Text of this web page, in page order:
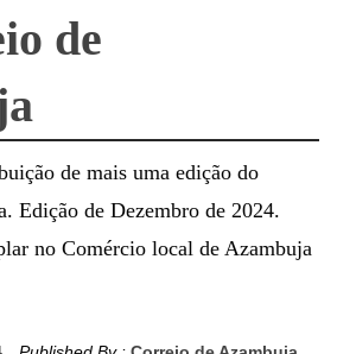
de
de mais uma edição do
Edição de Dezembro de 2024.
no Comércio local de Azambuja